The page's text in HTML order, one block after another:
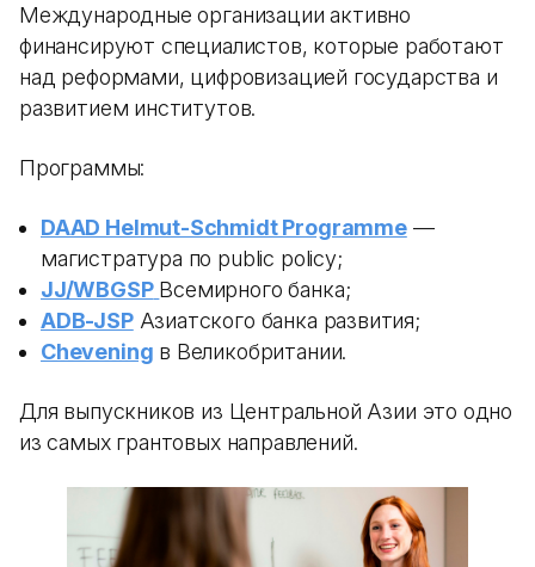
Международные организации активно
финансируют специалистов, которые работают
над реформами, цифровизацией государства и
развитием институтов.
Программы:
DAAD Helmut-Schmidt Programme—
магистратура по public policy;
JJ/WBGSP Всемирного банка;
ADB-JSPАзиатского банка развития;
Chevening в Великобритании.
Для выпускников из Центральной Азии это одно
из самых грантовых направлений.